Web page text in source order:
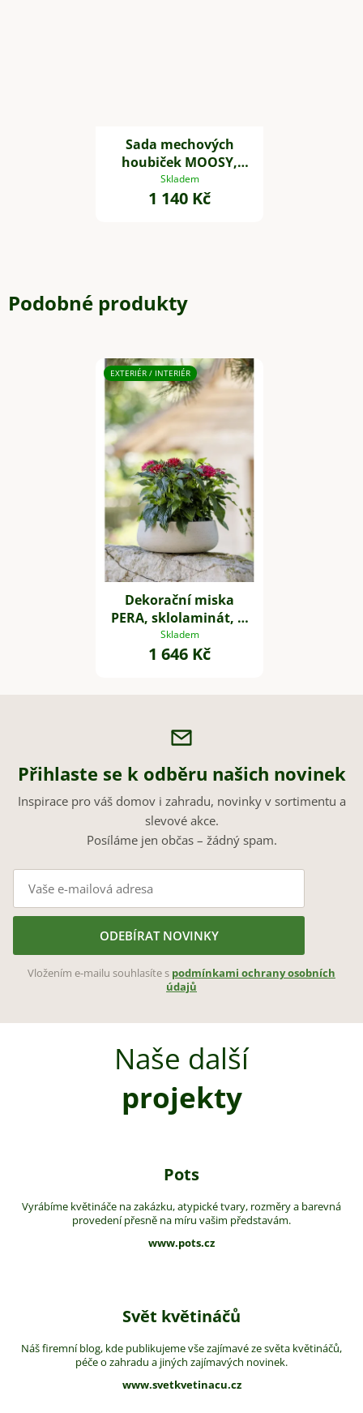
Sada mechových
houbiček MOOSY,
plast, zelená
Skladem
1 140 Kč
Podobné produkty
EXTERIÉR / INTERIÉR
Dekorační miska
PERA, sklolaminát, Ø
27 cm, béžová
Skladem
1 646 Kč
Přihlaste se k odběru našich novinek
Inspirace pro váš domov i zahradu, novinky v sortimentu a
slevové akce.
Posíláme jen občas – žádný spam.
ODEBÍRAT NOVINKY
Vložením e-mailu souhlasíte s podmínkami ochrany osobních
údajů
Naše další
projekty
Pots
Vyrábíme květináče na zakázku, atypické tvary, rozměry a barevná
provedení přesně na míru vašim představám.
www.pots.cz
Svět květináčů
Náš firemní blog, kde publikujeme vše zajímavé ze světa květináčů,
péče o zahradu a jiných zajímavých novinek.
www.svetkvetinacu.cz